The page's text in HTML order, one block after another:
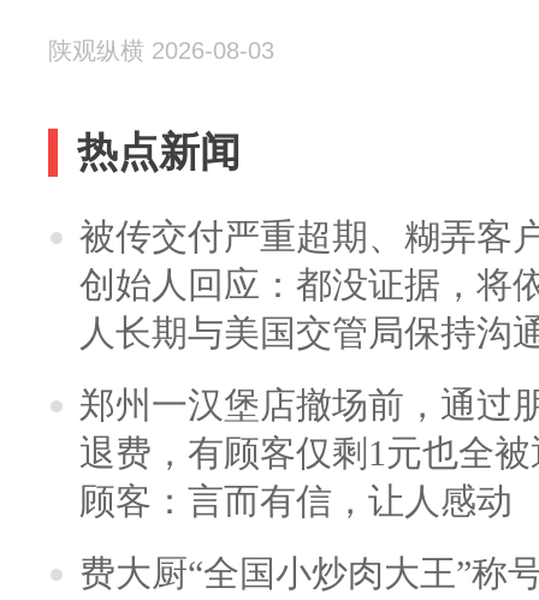
陕观纵横 2026-08-03
热点新闻
被传交付严重超期、糊弄客
创始人回应：都没证据，将
人长期与美国交管局保持沟
郑州一汉堡店撤场前，通过
退费，有顾客仅剩1元也全
顾客：言而有信，让人感动
费大厨“全国小炒肉大王”称